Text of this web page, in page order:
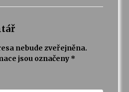
nebude zveřejněna.
jsou označeny *